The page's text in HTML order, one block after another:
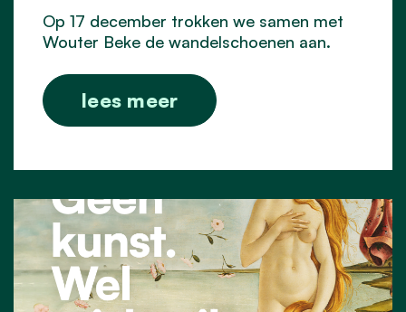
Op 17 december trokken we samen met
Wouter Beke de wandelschoenen aan.
lees meer